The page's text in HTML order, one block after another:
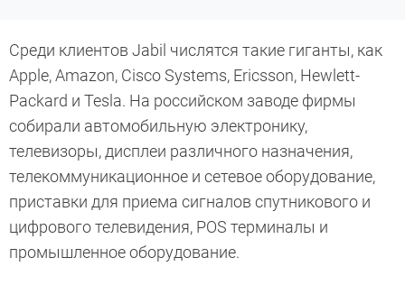
Среди клиентов Jabil числятся такие гиганты, как
Apple, Amazon, Cisco Systems, Ericsson, Hewlett-
Packard и Tesla. На российском заводе фирмы
собирали автомобильную электронику,
телевизоры, дисплеи различного назначения,
телекоммуникационное и сетевое оборудование,
приставки для приема сигналов спутникового и
цифрового телевидения, POS терминалы и
промышленное оборудование.